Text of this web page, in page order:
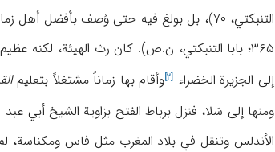
التنبكتي، ۷۰)، بل بولغ فیه حتی وُصف بأفضل أهل زمانه علماً وعملاً (المقري، ۷/۳۴۰)، كما قیل إنه كان أحد الأولیاء والأبدال (ابن الخطیب، ۳۷۹؛ ابن قنفذ،
۳۶۵؛ بابا التنبكتي، ن.ص). كان رث الهیئة، لكنه عظیم الوقار والهیبة (ابن الخطیب، بابا التنبكتي، ن.ص). أصله من
إلی الجزیرة الخضراء [۲] وأقام بها زماناً مشتغلاً بتعلیم
ومنها إلی سَلا، فنزل برباط الفتح بزاویة الشیخ أبي عبد